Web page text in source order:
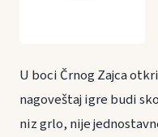
U boci Črnog Zajca
nagoveštaj igre budi
niz grlo, nije